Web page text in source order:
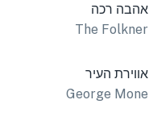
אהבה רכה
The Folkner
אווירת העיר
George Mone